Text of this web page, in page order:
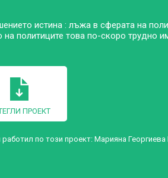
истина : лъжа в сферата на
политиците това по-скоро трудно
ПРОЕКТ
работил по този проект: Марияна